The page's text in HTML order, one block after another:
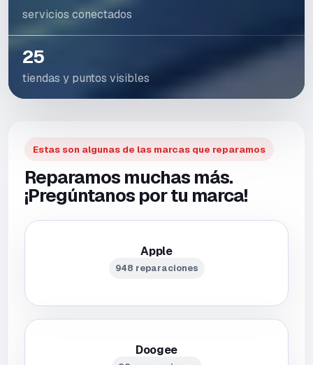
servicios conectados
25
tiendas y puntos visibles
Estas son algunas de las marcas que reparamos
Reparamos muchas más.
¡Pregúntanos por tu marca!
Apple
948 reparaciones
Doogee